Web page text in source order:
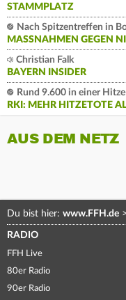
STAMMPLATZ
Nach Spitzentreffen in
MASSNAHMEN GEGEN
Christian Falk
BAYERN INSIDER
Rund 9.600 in einer
RKI: MEHR HITZETOTE
AUS DEM NETZ
Du bist hier: www.FFH.de
RADIO
FFH Live
80er Radio
90er Radio